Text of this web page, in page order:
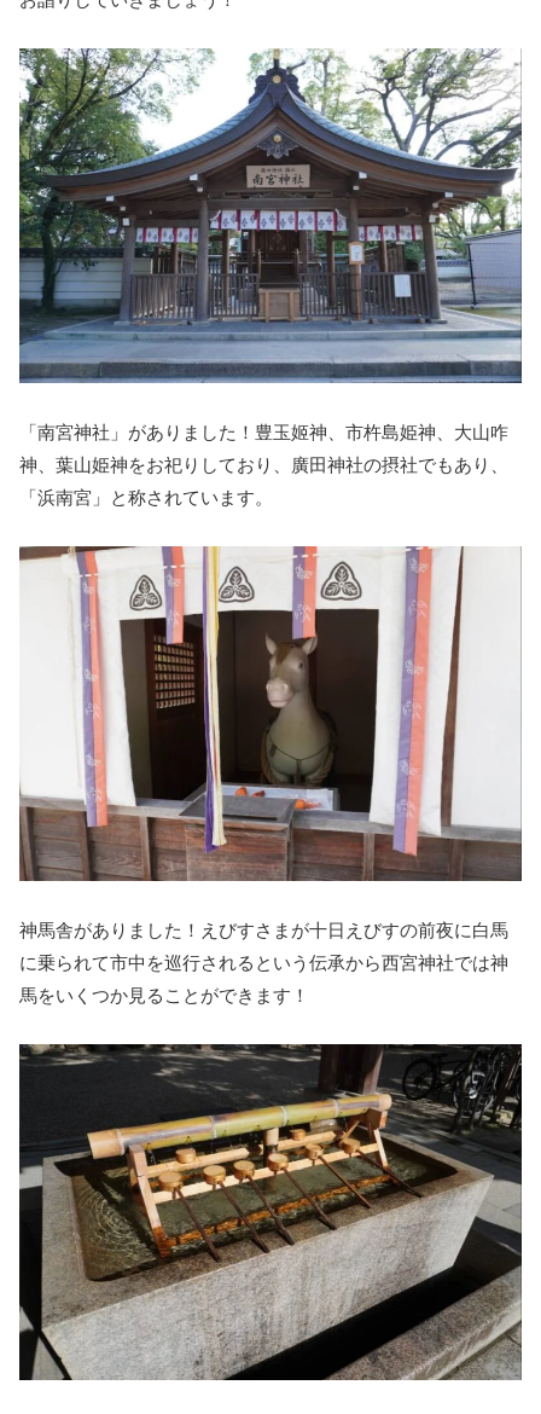
「南宮神社」がありました！豊玉姬神、市杵島姫神、大山咋
神、葉山姫神をお祀りしており、廣田神社の摂社でもあり、
「浜南宮」と称されています。
神馬舎がありました！えびすさまが十日えびすの前夜に白馬
に乗られて市中を巡行されるという伝承から西宮神社では神
馬をいくつか見ることができます！